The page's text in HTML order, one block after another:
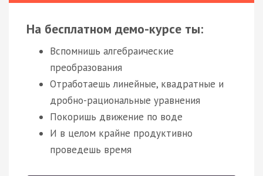
На бесплатном демо-курсе ты:
Вспомнишь алгебраические
преобразования
Отработаешь линейные, квадратные и
дробно-рациональные уравнения
Покоришь движение по воде
И в целом крайне продуктивно
проведешь время